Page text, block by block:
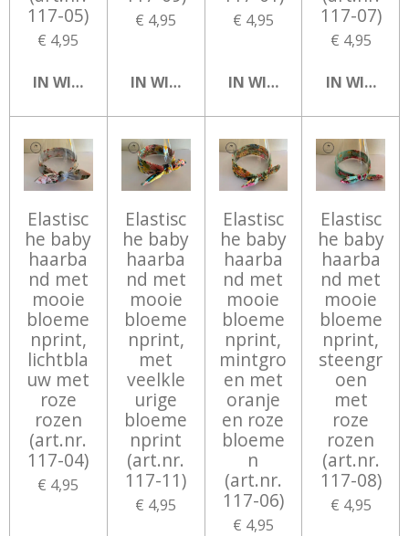
117-05)
€ 4,95
IN WINKELWAGEN
€ 4,95
IN WINKELWAGEN
€ 4,95
IN WINKELWAGEN
117-07)
€ 4,95
IN
Elastisc
he baby
haarba
nd met
mooie
bloeme
nprint,
lichtbla
uw met
roze
rozen
(art.nr.
117-04)
€ 4,95
Elastisc
he baby
haarba
nd met
mooie
bloeme
nprint,
met
veelkle
urige
bloeme
nprint
(art.nr.
117-11)
€ 4,95
Elastisc
he baby
haarba
nd met
mooie
bloeme
nprint,
mintgro
en met
oranje
en roze
bloeme
n
(art.nr.
117-06)
€ 4,95
Elastisc
he baby
haarba
nd met
mooie
bloeme
nprint,
steengr
oen
met
roze
rozen
(art.nr.
117-08)
€ 4,95